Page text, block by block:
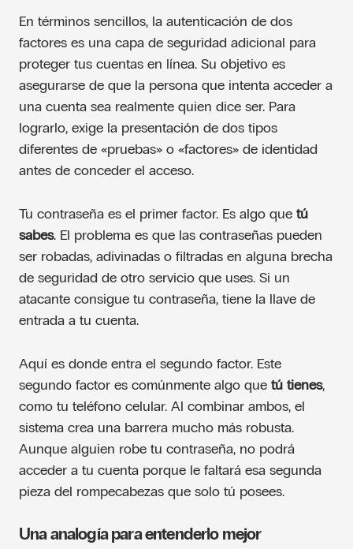
En términos sencillos, la autenticación de dos
factores es una capa de seguridad adicional para
proteger tus cuentas en línea. Su objetivo es
asegurarse de que la persona que intenta acceder a
una cuenta sea realmente quien dice ser. Para
lograrlo, exige la presentación de dos tipos
diferentes de «pruebas» o «factores» de identidad
antes de conceder el acceso.
Tu contraseña es el primer factor. Es algo que tú
sabes. El problema es que las contraseñas pueden
ser robadas, adivinadas o filtradas en alguna brecha
de seguridad de otro servicio que uses. Si un
atacante consigue tu contraseña, tiene la llave de
entrada a tu cuenta.
Aquí es donde entra el segundo factor. Este
segundo factor es comúnmente algo que tú tienes,
como tu teléfono celular. Al combinar ambos, el
sistema crea una barrera mucho más robusta.
Aunque alguien robe tu contraseña, no podrá
acceder a tu cuenta porque le faltará esa segunda
pieza del rompecabezas que solo tú posees.
Una analogía para entenderlo mejor